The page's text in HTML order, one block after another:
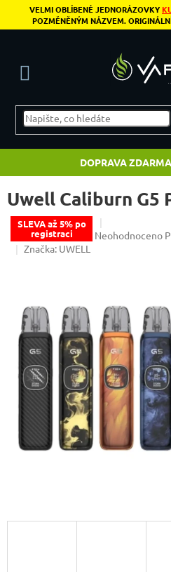
Přejít na obsah
VELMI OBLÍBENÉ JEDNORÁZOVKY
POZMĚNĚNÝM NÁZVEM.
DOPRAVA
Uwell Caliburn G5
SLEVA až 5% po
registraci
Průměrné
Neohodnoceno
Značka: UWELL